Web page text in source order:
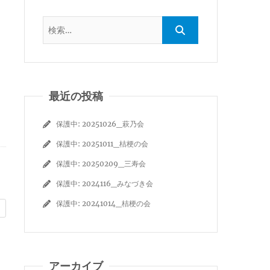
最近の投稿
保護中: 20251026_萩乃会
保護中: 20251011_桔梗の会
保護中: 20250209_三寿会
保護中: 2024116_みなづき会
保護中: 20241014_桔梗の会
アーカイブ